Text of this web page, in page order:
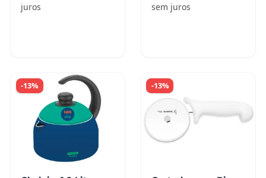
juros sem juros
-13% -13%